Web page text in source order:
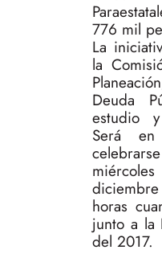
776 mil
La
la
Deuda
estudio
Será
horas
junto a la
del 2017.